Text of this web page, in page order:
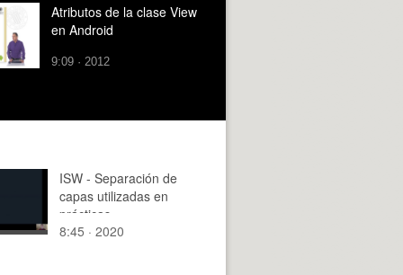
Atributos de la clase View
en Android
9:09 · 2012
ISW - Separación de
capas utilizadas en
prácticas
8:45 · 2020